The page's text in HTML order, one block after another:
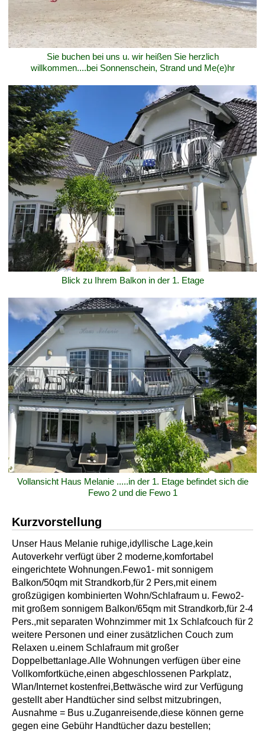
Sie buchen bei uns u. wir heißen Sie herzlich
willkommen....bei Sonnenschein, Strand und Me(e)hr
Blick zu Ihrem Balkon in der 1. Etage
Vollansicht Haus Melanie .....in der 1. Etage befindet sich die
Fewo 2 und die Fewo 1
Kurzvorstellung
Unser Haus Melanie ruhige,idyllische Lage,kein
Autoverkehr verfügt über 2 moderne,komfortabel
eingerichtete Wohnungen.Fewo1- mit sonnigem
Balkon/50qm mit Strandkorb,für 2 Pers,mit einem
großzügigen kombinierten Wohn/Schlafraum u. Fewo2-
mit großem sonnigem Balkon/65qm mit Strandkorb,für 2-4
Pers.,mit separaten Wohnzimmer mit 1x Schlafcouch für 2
weitere Personen und einer zusätzlichen Couch zum
Relaxen u.einem Schlafraum mit großer
Doppelbettanlage.Alle Wohnungen verfügen über eine
Vollkomfortküche,einen abgeschlossenen Parkplatz,
Wlan/Internet kostenfrei,Bettwäsche wird zur Verfügung
gestellt aber Handtücher sind selbst mitzubringen,
Ausnahme = Bus u.Zuganreisende,diese können gerne
gegen eine Gebühr Handtücher dazu bestellen;